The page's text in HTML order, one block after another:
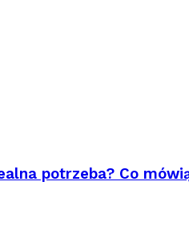
potrzeba? Co